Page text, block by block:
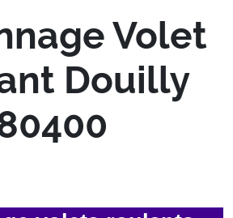
Volet
Douilly